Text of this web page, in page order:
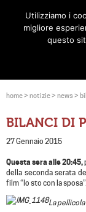
home> notizie> news >
BILANCI DI
27 Gennaio 2015
Questa sera alle 20:45,
della seconda serata
film “Io sto con la sposa”.
La
Utilizziamo i
migliore
questo